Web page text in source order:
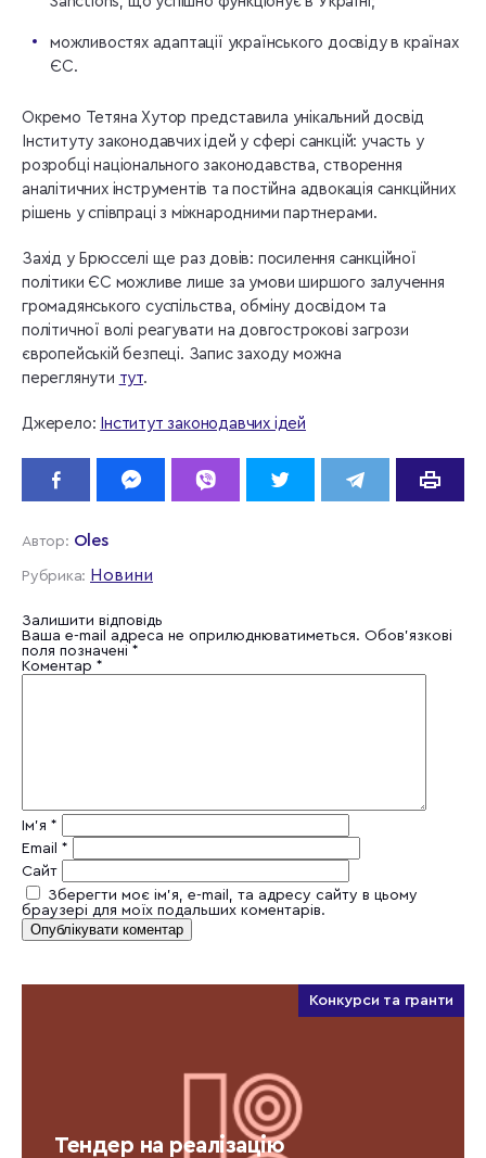
можливостях адаптації українського досвіду в країнах
ЄС.
Окремо Тетяна Хутор представила унікальний досвід
Інституту законодавчих ідей у сфері санкцій: участь у
розробці національного законодавства, створення
аналітичних інструментів та постійна адвокація санкційних
рішень у співпраці з міжнародними партнерами.
Захід у Брюсселі ще раз довів: посилення санкційної
політики ЄС можливе лише за умови ширшого залучення
громадянського суспільства, обміну досвідом та
політичної волі реагувати на довгострокові загрози
європейській безпеці. Запис заходу можна
переглянути тут.
Джерело: Інститут законодавчих ідей
Автор: Oles
Рубрика: Новини
Залишити відповідь
Ваша e-mail адреса не оприлюднюватиметься. Обов’язкові
поля позначені *
Коментар *
Ім'я *
Email *
Сайт
Зберегти моє ім'я, e-mail, та адресу сайту в цьому
браузері для моїх подальших коментарів.
Конкурси та гранти
Тендер на реалізацію